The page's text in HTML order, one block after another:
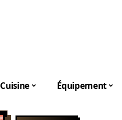
Cuisine Équipement